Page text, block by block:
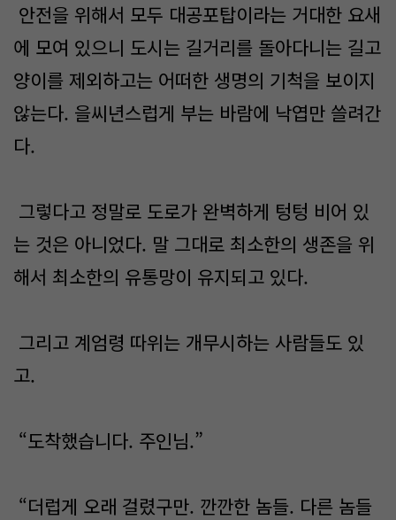
안전을 위해서 모두 대공포탑이라는 거대한 요새
에 모여 있으니 도시는 길거리를 돌아다니는 길고
양이를 제외하고는 어떠한 생명의 기척을 보이지
않는다. 을씨년스럽게 부는 바람에 낙엽만 쓸려간
다.
그렇다고 정말로 도로가 완벽하게 텅텅 비어 있
는 것은 아니었다. 말 그대로 최소한의 생존을 위
해서 최소한의 유통망이 유지되고 있다.
그리고 계엄령 따위는 개무시하는 사람들도 있
고.
“도착했습니다. 주인님.”
“더럽게 오래 걸렸구만. 깐깐한 놈들. 다른 놈들